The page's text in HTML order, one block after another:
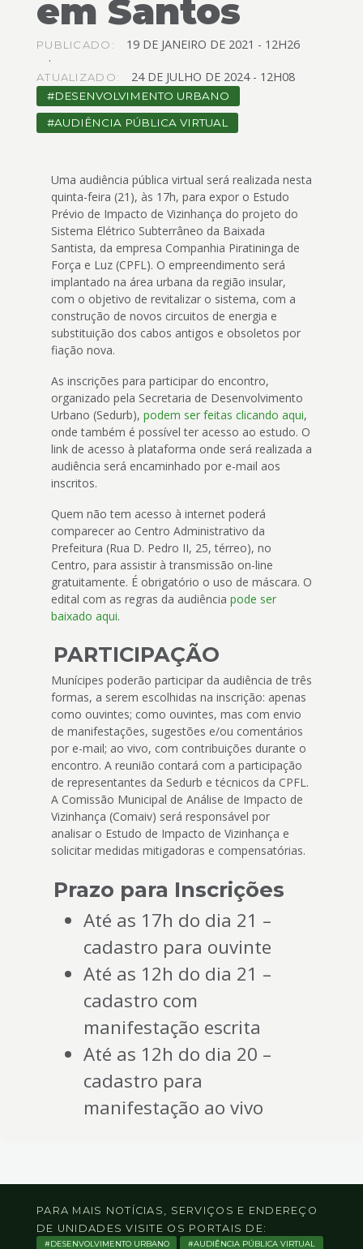
Acessibilidade
em Santos
PUBLICADO: 19 DE JANEIRO DE 2021 - 12H26
ATUALIZADO: 24 DE JULHO DE 2024 - 12H08
DESENVOLVIMENTO URBANO
AUDIÊNCIA PÚBLICA VIRTUAL
Uma audiência pública virtual será realizada nesta
quinta-feira (21), às 17h, para expor o Estudo
Prévio de Impacto de Vizinhança do projeto do
Sistema Elétrico Subterrâneo da Baixada
Santista, da empresa Companhia Piratininga de
Força e Luz (CPFL). O empreendimento será
implantado na área urbana da região insular,
com o objetivo de revitalizar o sistema, com a
construção de novos circuitos de energia e
substituição dos cabos antigos e obsoletos por
fiação nova.
As inscrições para participar do encontro,
organizado pela Secretaria de Desenvolvimento
Urbano (Sedurb), podem ser feitas clicando aqui,
onde também é possível ter acesso ao estudo. O
link de acesso à plataforma onde será realizada a
audiência será encaminhado por e-mail aos
inscritos.
Quem não tem acesso à internet poderá
comparecer ao Centro Administrativo da
Prefeitura (Rua D. Pedro II, 25, térreo), no
Centro, para assistir à transmissão on-line
gratuitamente. É obrigatório o uso de máscara. O
edital com as regras da audiência pode ser
baixado aqui.
PARTICIPAÇÃO
Munícipes poderão participar da audiência de três
formas, a serem escolhidas na inscrição: apenas
como ouvintes; como ouvintes, mas com envio
de manifestações, sugestões e/ou comentários
por e-mail; ao vivo, com contribuições durante o
encontro. A reunião contará com a participação
de representantes da Sedurb e técnicos da CPFL.
A Comissão Municipal de Análise de Impacto de
Vizinhança (Comaiv) será responsável por
analisar o Estudo de Impacto de Vizinhança e
solicitar medidas mitigadoras e compensatórias.
Prazo para Inscrições
Até as 17h do dia 21 –
cadastro para ouvinte
Até as 12h do dia 21 –
cadastro com
manifestação escrita
Até as 12h do dia 20 –
cadastro para
manifestação ao vivo
PARA MAIS NOTÍCIAS, SERVIÇOS E ENDEREÇO
DE UNIDADES VISITE OS PORTAIS DE:
DESENVOLVIMENTO URBANO AUDIÊNCIA PÚBLICA VIRTUAL